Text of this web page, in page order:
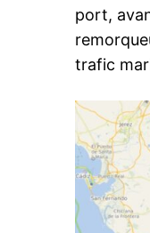
port,
trafic